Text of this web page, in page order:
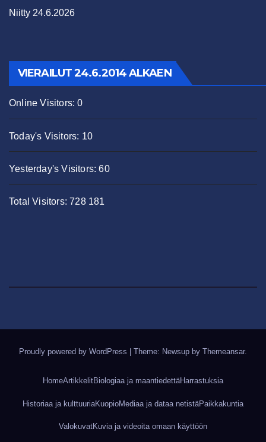
Niitty 24.6.2026
VIERAILUT 24.6.2014 ALKAEN
Online Visitors:0
Today's Visitors: 10
Yesterday's Visitors:60
Total Visitors:728 181
Proudly powered by WordPress Theme: Newsup by Themeansar.
HomeArtikkelitBiologiaa ja maantiedettäHarrastuksia
Historiaa ja kulttuuriaKuopioMediaa ja dataa netistäPaikkakuntia
ValokuvatKuvia ja videoita omaan käyttöön